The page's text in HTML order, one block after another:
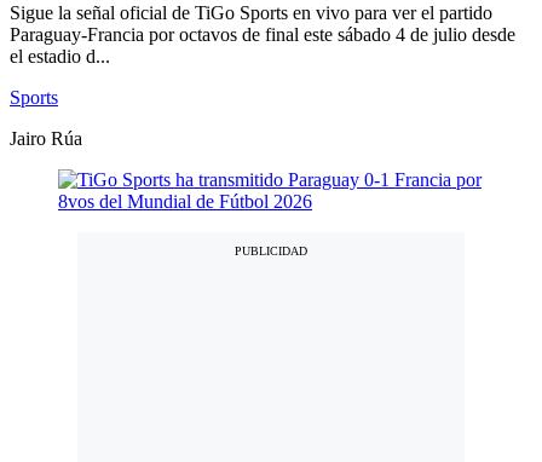
Sigue la señal oficial de TiGo Sports en vivo para ver el partido
Paraguay-Francia por octavos de final este sábado 4 de julio desde
el estadio d...
Sports
Jairo Rúa